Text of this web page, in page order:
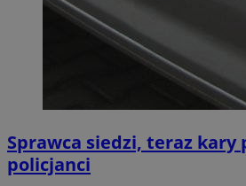
Sprawca siedzi, teraz kary
policjanci